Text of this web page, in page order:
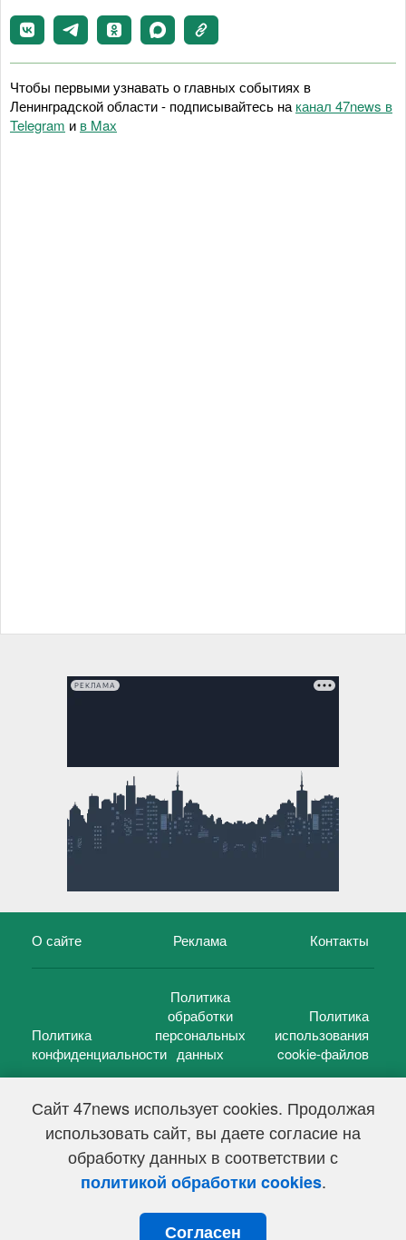
Сайт 47news использует cookies. Продолжая
использовать сайт, вы даете согласие на
обработку данных в соответствии с
политикой обработки cookies.
Согласен
Чтобы первыми узнавать о главных событиях в
Ленинградской области - подписывайтесь на канал 47news в
Telegram и в Maх
РЕКЛАМА
О сайте Реклама Контакты
Политика
конфиденциальности
Политика
обработки
персональных
данных
Политика
использования
cookie-файлов
47 новостей (47 news)2005 — 2026 г.
Свидетельство о регистрации СМИ Эл № ФС 77-39848, выдано
Федеральной службой по надзору в сфере связи,
информационных технологий и массовых коммуникаций